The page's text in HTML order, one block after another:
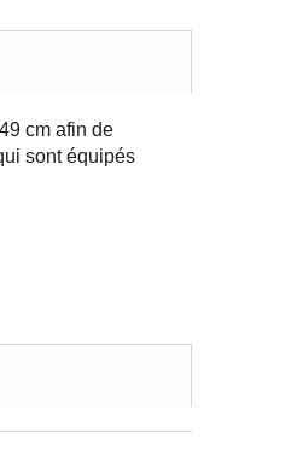
cm afin de
sont équipés